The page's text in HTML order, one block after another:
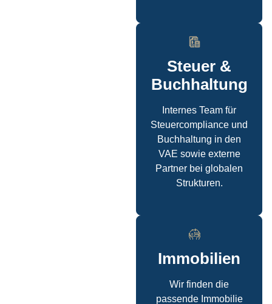
Steuer &
Buchhaltung
Internes Team für
Steuercompliance und
Buchhaltung in den
VAE sowie externe
Partner bei globalen
Strukturen.
Immobilien
Wir finden die
passende Immobilie